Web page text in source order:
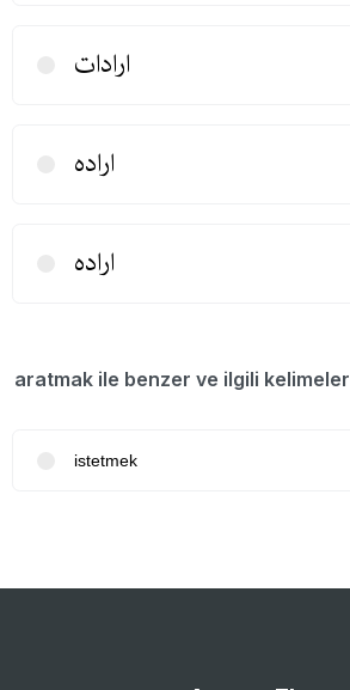
ارادات
اراده
اراده
aratmak ile benzer ve ilgili kelimeler
istetmek